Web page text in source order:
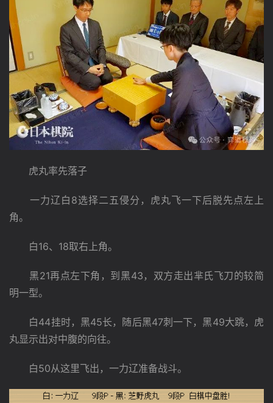
虎丸率先落子
一力辽白8选择二五侵分，虎丸飞一下后脱先点左上
角。
白16、18取右上角。
黑21再点左下角，到黑43，双方走出芈氏飞刀的较简
明一型。
白44挂时，黑45长，随后黑47刺一下，黑49大跳，虎
丸显示出对中腹的向往。
白50从这里飞出，一力辽准备战斗。